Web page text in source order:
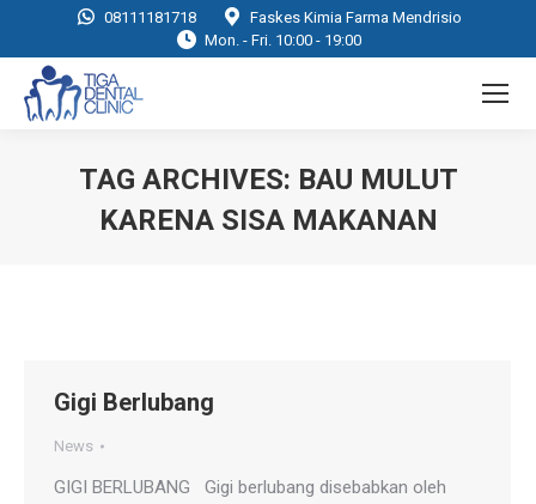
08111181718
Faskes Kimia Farma Mendrisio
Mon. - Fri. 10:00 - 19:00
TAG ARCHIVES: BAU MULUT
KARENA SISA MAKANAN
Gigi Berlubang
News
GIGI BERLUBANG Gigi berlubang disebabkan oleh